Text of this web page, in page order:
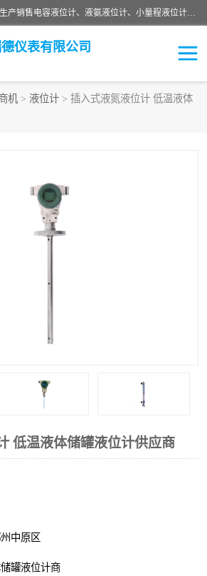
河南福瑞德仪表有限公司是生产销售电容液位计、液氨液位计、小量程液位计定制、智能锅炉水位计、液氮液位计等；并在产品开发、研制的过程中，吸取国内外仪器仪表的技术精华，建立了一支高、精、尖的科研开发队伍，使产品性能不断升级。
仪表有限公司
机 > 液位计 > 插入式液氮液位计 低温液体
低温液体储罐液位计供应商
中原区
罐液位计商
液氮液位计
液位计传感器定制